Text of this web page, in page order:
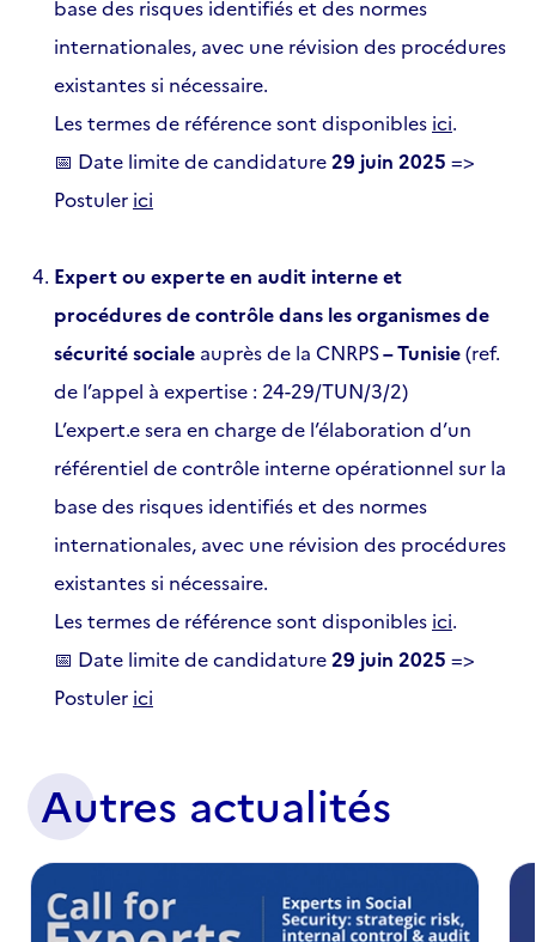
base des risques identifiés et des normes
internationales, avec une révision des procédures
existantes si nécessaire.
Les termes de référence sont disponibles ici.
📅 Date limite de candidature29 juin 2025 =>
Postuler ici
Expert ou experte en audit interne et
procédures de contrôle dans les organismes de
sécurité sociale auprès de la CNRPS– Tunisie(ref.
de l’appel à expertise : 24-29/TUN/3/2)
L’expert.e sera en charge de l’élaboration d’un
référentiel de contrôle interne opérationnel sur la
base des risques identifiés et des normes
internationales, avec une révision des procédures
existantes si nécessaire.
Les termes de référence sont disponibles ici.
📅 Date limite de candidature29 juin 2025 =>
Postuler ici
Autres actualités